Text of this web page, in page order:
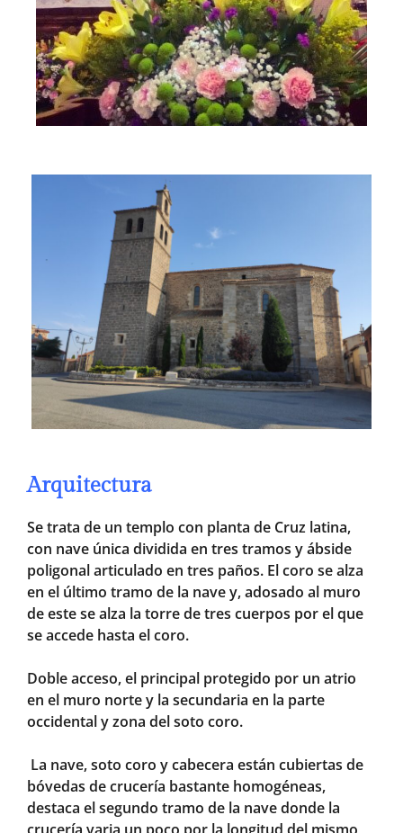
Arquitectura
Se trata de un templo con planta de Cruz latina,
con nave única dividida en tres tramos y ábside
poligonal articulado en tres paños. El coro se alza
en el último tramo de la nave y, adosado al muro
de este se alza la torre de tres cuerpos por el que
se accede hasta el coro.
Doble acceso, el principal protegido por un atrio
en el muro norte y la secundaria en la parte
occidental y zona del soto coro.
La nave, soto coro y cabecera están cubiertas de
bóvedas de crucería bastante homogéneas,
destaca el segundo tramo de la nave donde la